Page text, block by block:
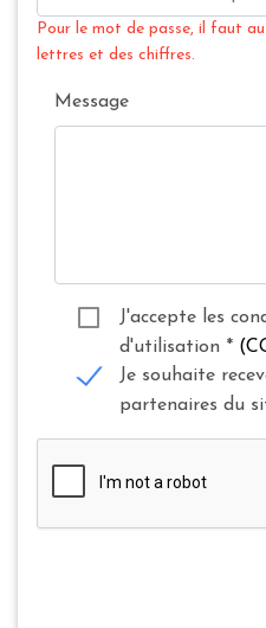
Pour le mot de passe, il faut au
lettres et des chiffres.
Message
J'accepte les
d'utilisation *
Je souhaite
partenaires du